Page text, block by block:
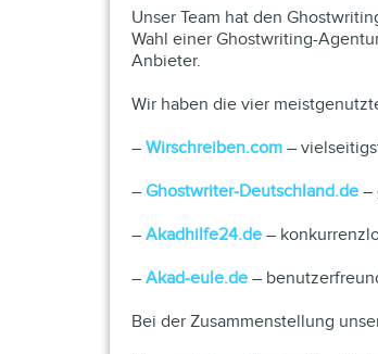
Unser Team hat den
Wahl einer Ghostwriting-
Anbieter.
Wir haben die vier
– Wirschreiben.com–
– Ghostwriter-Deutschland.de –
– Akadhilfe24.de–
– Akad-eule.de–
Bei der Zusammenstellung